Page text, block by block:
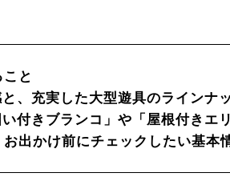
と
、充実した大型遊具のラインナ
付きブランコ」や「屋根付きエ
出かけ前にチェックしたい基本